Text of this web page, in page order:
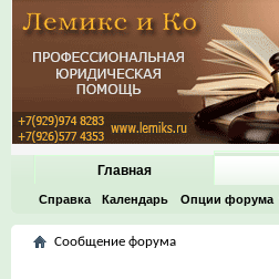
Главная
Справка Календарь Опции форума
Сообщение форума